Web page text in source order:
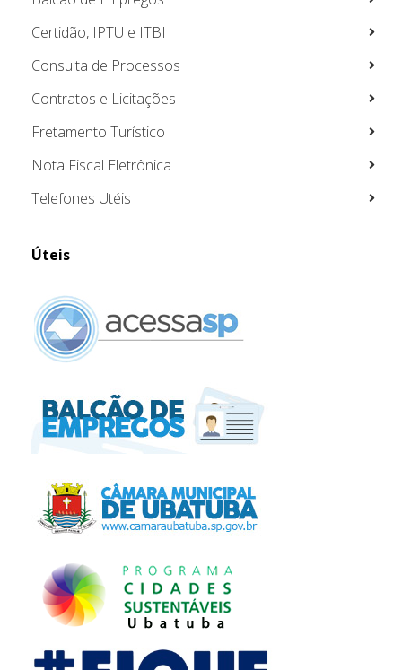
Certidão, IPTU e ITBI
Consulta de Processos
Contratos e Licitações
Fretamento Turístico
Nota Fiscal Eletrônica
Telefones Utéis
Úteis